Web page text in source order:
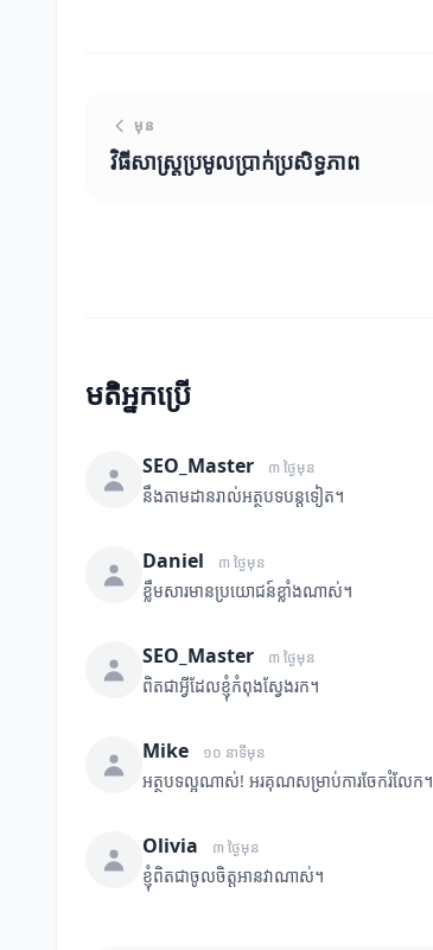
មុន
វិធីសាស្ត្រប្រមូលប្រាក់ប្រសិទ្ធភាព
មតិអ្នកប្រើ
SEO_Master ៣ ថ្ងៃមុន
នឹងតាមដានរាល់អត្ថបទបន្តទៀត។
Daniel ៣ ថ្ងៃមុន
ខ្លឹមសារមានប្រយោជន៍ខ្លាំងណាស់។
SEO_Master ៣ ថ្ងៃមុន
ពិតជាអ្វីដែលខ្ញុំកំពុងស្វែងរក។
Mike ១០ នាទីមុន
អត្ថបទល្អណាស់! អរគុណសម្រាប់ការចែករំលែក។
Olivia ៣ ថ្ងៃមុន
ខ្ញុំពិតជាចូលចិត្តអានវាណាស់។